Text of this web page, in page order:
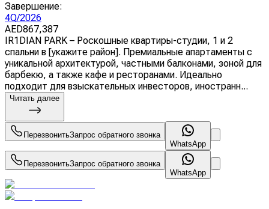
Завершение:
4Q/2026
AED867,387
IR1DIAN PARK – Роскошные квартиры-студии, 1 и 2
спальни в [укажите район]. Премиальные апартаменты с
уникальной архитектурой, частными балконами, зоной для
барбекю, а также кафе и ресторанами. Идеально
подходит для взыскательных инвесторов, иностранн...
Читать далее
ПерезвонитьЗапрос обратного звонка
WhatsApp
ПерезвонитьЗапрос обратного звонка
WhatsApp